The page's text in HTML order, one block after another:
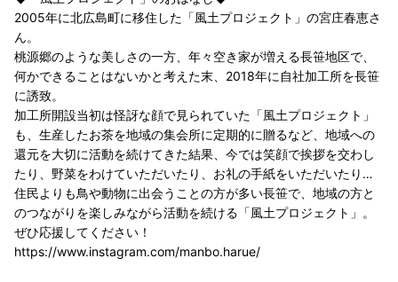
2005年に北広島町に移住した「風土プロジェクト」の宮庄春恵さ
ん。
桃源郷のような美しさの一方、年々空き家が増える長笹地区で、
何かできることはないかと考えた末、2018年に自社加工所を長笹
に誘致。
加工所開設当初は怪訝な顔で見られていた「風土プロジェクト」
も、生産したお茶を地域の集会所に定期的に贈るなど、地域への
還元を大切に活動を続けてきた結果、今では笑顔で挨拶を交わし
たり、野菜をわけていただいたり、お礼の手紙をいただいたり…
住民よりも鳥や動物に出会うことの方が多い長笹で、地域の方と
のつながりを楽しみながら活動を続ける「風土プロジェクト」。
ぜひ応援してください！
https://www.instagram.com/manbo.harue/